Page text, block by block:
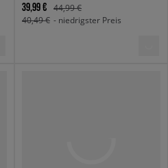
39,99 €
44,99 €
40,49 € - niedrigster Preis